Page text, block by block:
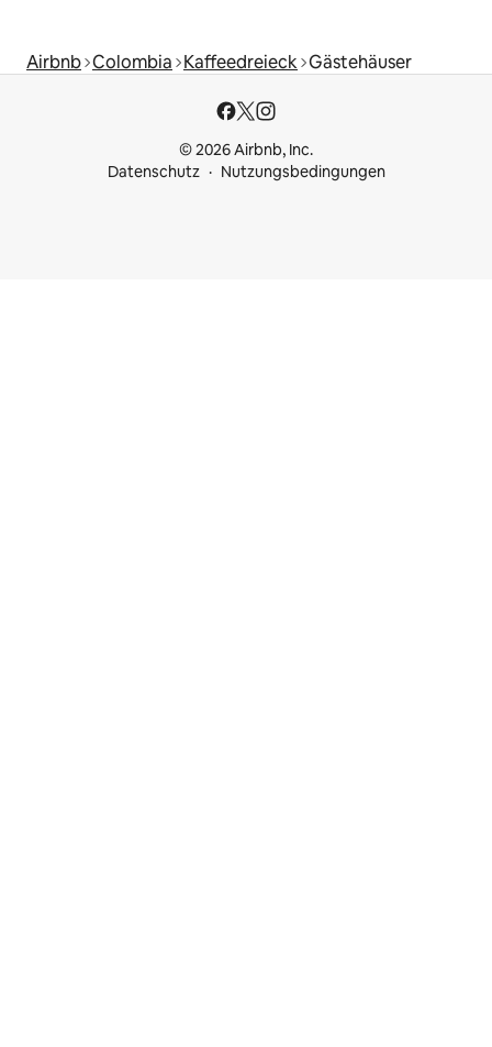
Airbnb Colombia Kaffeedreieck Gästehäuser
© 2026 Airbnb, Inc.
Datenschutz
Nutzungsbedingungen